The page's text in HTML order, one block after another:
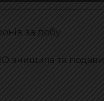
за добу
знищила та